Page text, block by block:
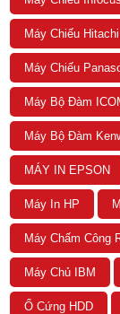
Máy Chiếu Hitachi
Máy Chiếu
Máy Bộ Đàm
Máy Bộ Đàm
MÁY IN EPSON
Máy In HP
Máy Chấm Công
Máy Chủ IBM
Ổ Cứng HDD